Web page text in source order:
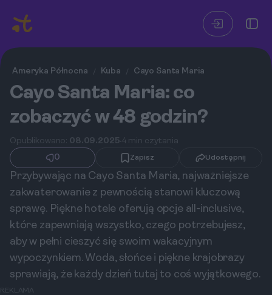
Ameryka Północna / Kuba / Cayo Santa Maria
Cayo Santa Maria: co
zobaczyć w 48 godzin?
Opublikowano: 08.09.2025 4 min czytania
0
Zapisz Udostępnij
Przybywając na Cayo Santa Maria, najważniejsze
zakwaterowanie z pewnością stanowi kluczową
sprawę. Piękne hotele oferują opcje all-inclusive,
które zapewniają wszystko, czego potrzebujesz,
aby w pełni cieszyć się swoim wakacyjnym
wypoczynkiem. Woda, słońce i piękne krajobrazy
sprawiają, że każdy dzień tutaj to coś wyjątkowego.
REKLAMA